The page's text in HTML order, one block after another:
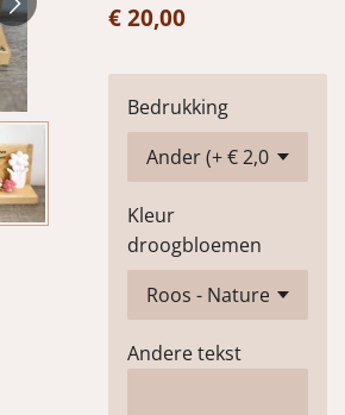
€ 20,00
Bedrukking
Kleur
droogbloemen
Andere tekst